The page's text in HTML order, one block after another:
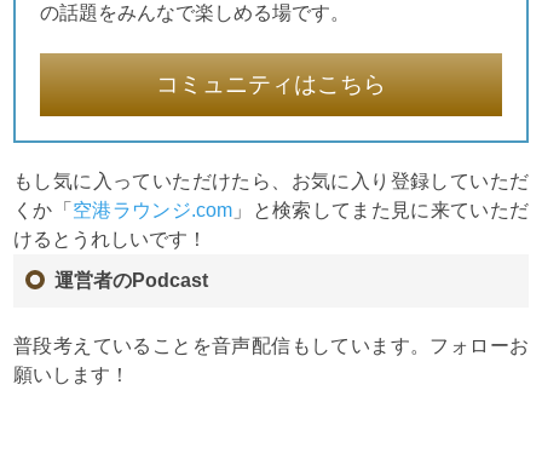
の話題をみんなで楽しめる場です。
コミュニティはこちら
もし気に入っていただけたら、お気に入り登録していただ
くか「 空港ラウンジ.com 」と検索してまた見に来ていただ
けるとうれしいです！
運営者のPodcast
普段考えていることを音声配信もしています。フォローお
願いします！